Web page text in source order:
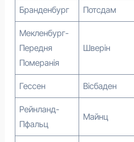
Бранденбург Потсдам
Мекленбург-
Передня
Померанія
Шверін
Гессен Вісбаден
Рейнланд-
Пфальц
Майнц